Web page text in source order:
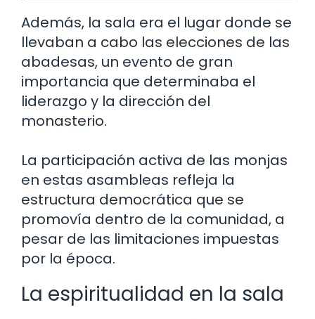
Además, la sala era el lugar donde se
llevaban a cabo las elecciones de las
abadesas, un evento de gran
importancia que determinaba el
liderazgo y la dirección del
monasterio.
La participación activa de las monjas
en estas asambleas refleja la
estructura democrática que se
promovía dentro de la comunidad, a
pesar de las limitaciones impuestas
por la época.
La espiritualidad en la sala